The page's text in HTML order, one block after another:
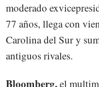
moderado
77 años, llega con
Carolina del Sur y
antiguos rivales.
Bloomberg,el